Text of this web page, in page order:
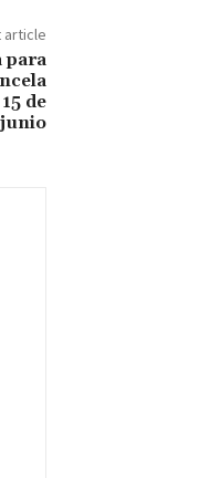
article
para
de
junio